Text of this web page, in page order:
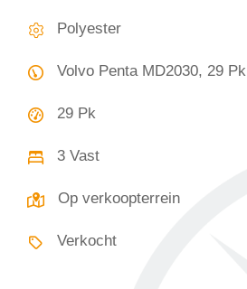
Polyester
Volvo Penta MD2030, 29 Pk
29 Pk
3 Vast
Op verkoopterrein
Verkocht